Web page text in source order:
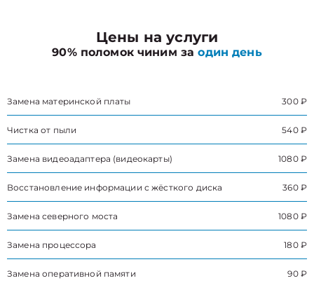
Цены на услуги
90% поломок чиним заодин день
Замена материнской платы 300 ₽
Чистка от пыли 540 ₽
Замена видеоадаптера (видеокарты) 1080 ₽
Восстановление информации с жёсткого диска 360 ₽
Замена северного моста 1080 ₽
Замена процессора 180 ₽
Замена оперативной памяти 90 ₽